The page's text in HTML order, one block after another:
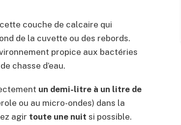
couche de calcaire qui
de la cuvette ou des rebords.
propice aux bactéries
chasse d’eau.
un demi-litre à un litre de
ou au micro-ondes) dans la
agir toute une nuit si possible.